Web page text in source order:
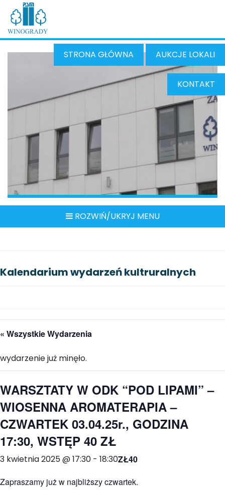
STRONA GŁÓWNA AUKCJE LOKALI
KONTAKT
ROZWIŃ/UKRYJ MENU
Kalendarium wydarzeń kultruralnych
« Wszystkie Wydarzenia
wydarzenie już minęło.
WARSZTATY W ODK “POD LIPAMI” –
WIOSENNA AROMATERAPIA –
CZWARTEK 03.04.25r., GODZINA
17:30, WSTĘP 40 ZŁ
3 kwietnia 2025 @ 17:30 - 18:30ZŁ40
Zapraszamy już w najbliższy czwartek.